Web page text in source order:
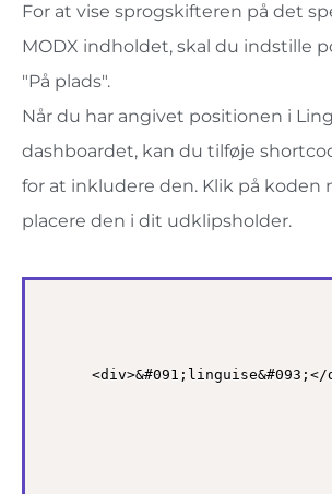
For at vise sprogskifteren på det
MODX indholdet, skal du indstille
"På plads".
Når du har angivet positionen i
dashboardet, kan du tilføje
for at inkludere den. Klik på koden
placere den i dit udklipsholder.
<div>&#091;linguise&#093;</